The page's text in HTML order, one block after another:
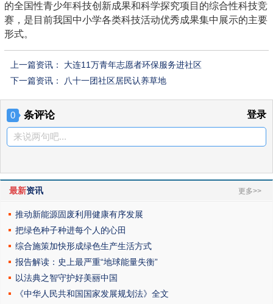
的全国性青少年科技创新成果和科学探究项目的综合性科技竞
赛，是目前我国中小学各类科技活动优秀成果集中展示的主要
形式。
上一篇资讯： 大连11万青年志愿者环保服务进社区
下一篇资讯：
八十一团社区居民认养草地
0 条评论 登录
来说两句吧...
最新资讯 更多>>
推动新能源固废利用健康有序发展
把绿色种子种进每个人的心田
综合施策加快形成绿色生产生活方式
报告解读：史上最严重“地球能量失衡”
以法典之智守护好美丽中国
《中华人民共和国国家发展规划法》全文